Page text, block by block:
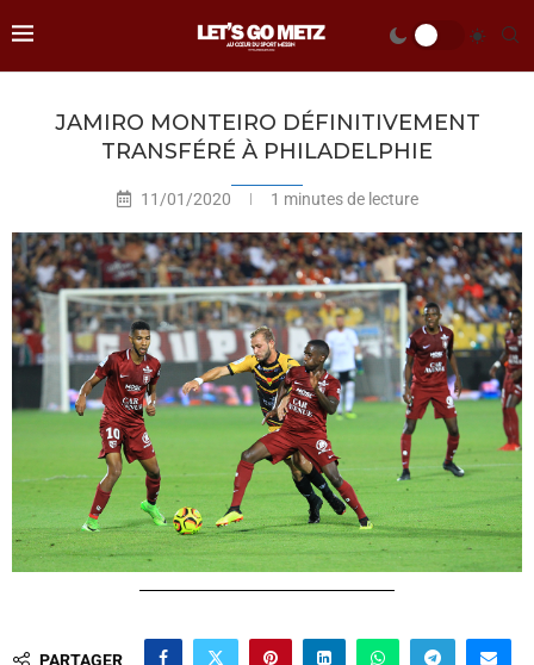
JAMIRO MONTEIRO DÉFINITIVEMENT
TRANSFÉRÉ À PHILADELPHIE
11/01/2020 1 minutes de lecture
PARTAGER